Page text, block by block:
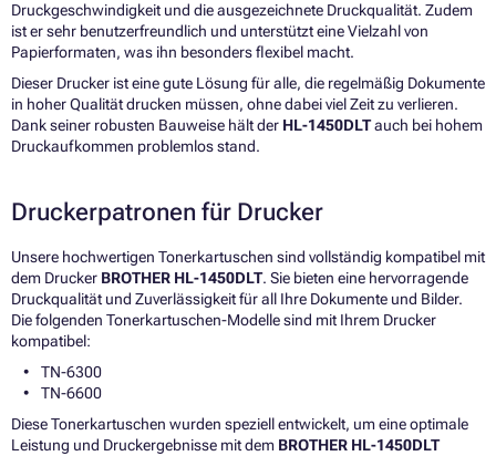
Druckgeschwindigkeit und die ausgezeichnete Druckqualität. Zudem
ist er sehr benutzerfreundlich und unterstützt eine Vielzahl von
Papierformaten, was ihn besonders flexibel macht.
Dieser Drucker ist eine gute Lösung für alle, die regelmäßig Dokumente
in hoher Qualität drucken müssen, ohne dabei viel Zeit zu verlieren.
Dank seiner robusten Bauweise hält der HL-1450DLTauch bei hohem
Druckaufkommen problemlos stand.
Druckerpatronen für Drucker
Unsere hochwertigen Tonerkartuschen sind vollständig kompatibel mit
dem Drucker BROTHER HL-1450DLT. Sie bieten eine hervorragende
Druckqualität und Zuverlässigkeit für all Ihre Dokumente und Bilder.
Die folgenden Tonerkartuschen-Modelle sind mit Ihrem Drucker
kompatibel:
TN-6300
TN-6600
Diese Tonerkartuschen wurden speziell entwickelt, um eine optimale
Leistung und Druckergebnisse mit dem BROTHER HL-1450DLT